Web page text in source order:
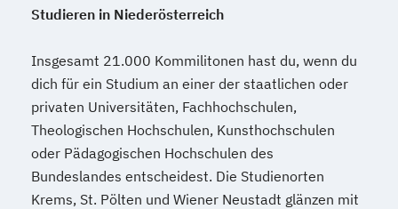
Studieren in Niederösterreich
Insgesamt 21.000 Kommilitonen hast du, wenn du
dich für ein Studium an einer der staatlichen oder
privaten Universitäten, Fachhochschulen,
Theologischen Hochschulen, Kunsthochschulen
oder Pädagogischen Hochschulen des
Bundeslandes entscheidest. Die Studienorten
Krems, St. Pölten und Wiener Neustadt glänzen mit